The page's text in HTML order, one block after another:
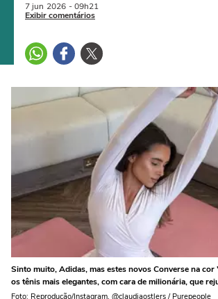
7 jun 2026 - 09h21
Exibir comentários
Sinto muito, Adidas, mas estes novos Converse na cor
os tênis mais elegantes, com cara de milionária, que
Foto: Reprodução/Instagram, @claudiaostlers / Purepeople